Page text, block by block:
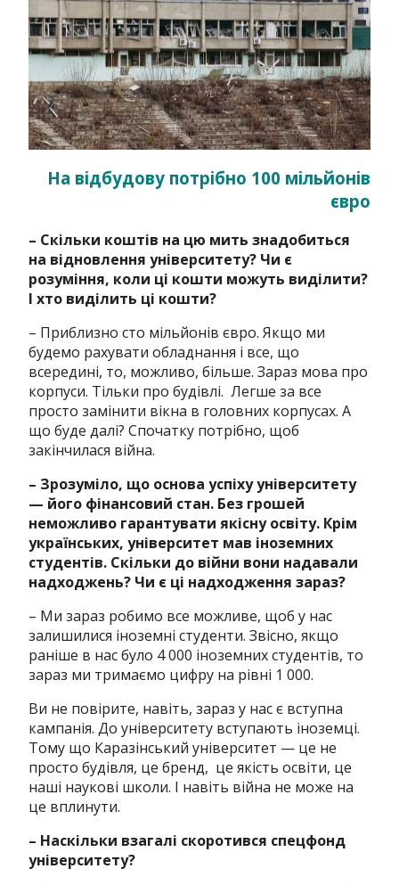
На відбудову потрібно 100 мільйонів
євро
– Скільки коштів на цю мить знадобиться
на відновлення університету? Чи є
розуміння, коли ці кошти можуть виділити?
І хто виділить ці кошти?
– Приблизно сто мільйонів євро. Якщо ми
будемо рахувати обладнання і все, що
всередині, то, можливо, більше. Зараз мова про
корпуси. Тільки про будівлі. Легше за все
просто замінити вікна в головних корпусах. А
що буде далі? Спочатку потрібно, щоб
закінчилася війна.
– Зрозуміло, що основа успіху університету
— його фінансовий стан. Без грошей
неможливо гарантувати якісну освіту. Крім
українських, університет мав іноземних
студентів. Скільки до війни вони надавали
надходжень? Чи є ці надходження зараз?
– Ми зараз робимо все можливе, щоб у нас
залишилися іноземні студенти. Звісно, якщо
раніше в нас було 4 000 іноземних студентів, то
зараз ми тримаємо цифру на рівні 1 000.
Ви не повірите, навіть, зараз у нас є вступна
кампанія. До університету вступають іноземці.
Тому що Каразінський університет — це не
просто будівля, це бренд, це якість освіти, це
наші наукові школи. І навіть війна не може на
це вплинути.
– Наскільки взагалі скоротився спецфонд
університету?